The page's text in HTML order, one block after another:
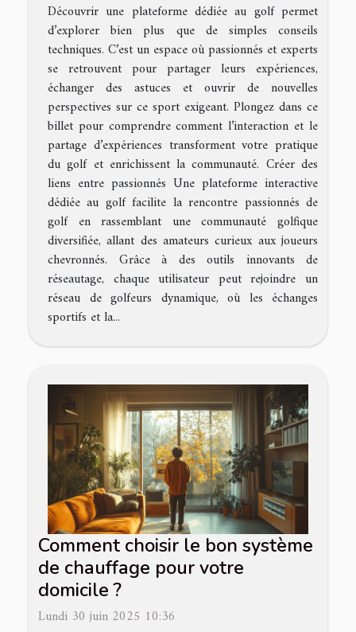
Découvrir une plateforme dédiée au golf permet
d’explorer bien plus que de simples conseils
techniques. C’est un espace où passionnés et experts
se retrouvent pour partager leurs expériences,
échanger des astuces et ouvrir de nouvelles
perspectives sur ce sport exigeant. Plongez dans ce
billet pour comprendre comment l’interaction et le
partage d’expériences transforment votre pratique
du golf et enrichissent la communauté. Créer des
liens entre passionnés Une plateforme interactive
dédiée au golf facilite la rencontre passionnés de
golf en rassemblant une communauté golfique
diversifiée, allant des amateurs curieux aux joueurs
chevronnés. Grâce à des outils innovants de
réseautage, chaque utilisateur peut rejoindre un
réseau de golfeurs dynamique, où les échanges
sportifs et la...
Comment choisir le bon système
de chauffage pour votre
domicile ?
Lundi 30 juin 2025 10:36